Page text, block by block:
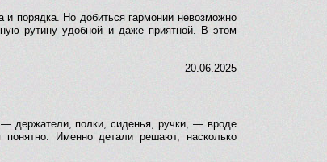
порядка. Но добиться гармонии невозможно
рутину удобной и даже приятной. В этом
20.06.2025
держатели, полки, сиденья, ручки, — вроде
Именно детали решают, насколько